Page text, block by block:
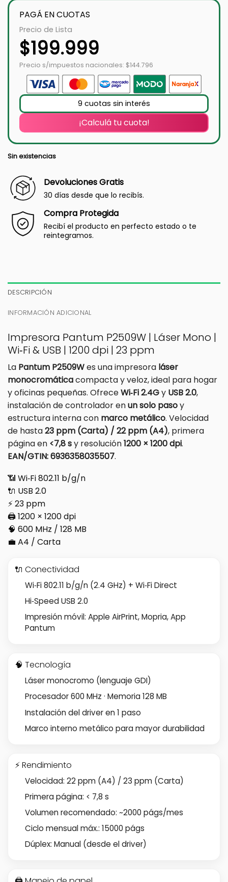
PAGÁ EN CUOTAS
Precio de Lista
$199.999
Precio s/impuestos nacionales: $144.796
9 cuotas sin interés
¡Calculá tu cuota!
Sin existencias
Devoluciones Gratis
30 días desde que lo recibís.
Compra Protegida
Recibí el producto en perfecto estado o te
reintegramos.
DESCRIPCIÓN
INFORMACIÓN ADICIONAL
Impresora Pantum P2509W | Láser Mono |
Wi‑Fi & USB | 1200 dpi | 23 ppm
La Pantum P2509Wes una impresora láser
monocromáticacompacta y veloz, ideal para hogar
y oficinas pequeñas. OfreceWi‑Fi 2.4Gy USB 2.0,
instalación de controlador enun solo pasoy
estructura interna con marco metálico. Velocidad
de hasta23 ppm (Carta) / 22 ppm (A4), primera
página en <7,8 sy resolución1200 × 1200 dpi.
EAN/GTIN: 6936358035507.
📶 Wi‑Fi 802.11 b/g/n
🔌 USB 2.0
⚡ 23 ppm
🖨️ 1200 × 1200 dpi
🧠 600 MHz / 128 MB
💼 A4 / Carta
🔌 Conectividad
Wi‑Fi 802.11 b/g/n (2.4 GHz) + Wi‑Fi Direct
Hi‑Speed USB 2.0
Impresión móvil: Apple AirPrint, Mopria, App
Pantum
🧠 Tecnología
Láser monocromo (lenguaje GDI)
Procesador 600 MHz · Memoria 128 MB
Instalación del driver en 1 paso
Marco interno metálico para mayor durabilidad
⚡ Rendimiento
Velocidad: 22 ppm (A4) / 23 ppm (Carta)
Primera página: < 7,8 s
Volumen recomendado: ~2000 págs/mes
Ciclo mensual máx.: 15000 págs
Dúplex: Manual (desde el driver)